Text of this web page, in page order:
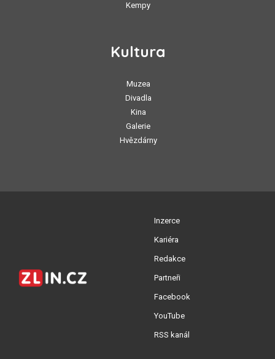
Kempy
Kultura
Muzea
Divadla
Kina
Galerie
Hvězdárny
Inzerce
Kariéra
Redakce
Partneři
Facebook
YouTube
RSS kanál